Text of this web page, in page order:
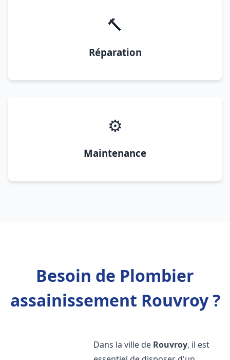
🔨
Réparation
⚙️
Maintenance
Besoin de Plombier
assainissement Rouvroy ?
Dans la ville de Rouvroy, il est